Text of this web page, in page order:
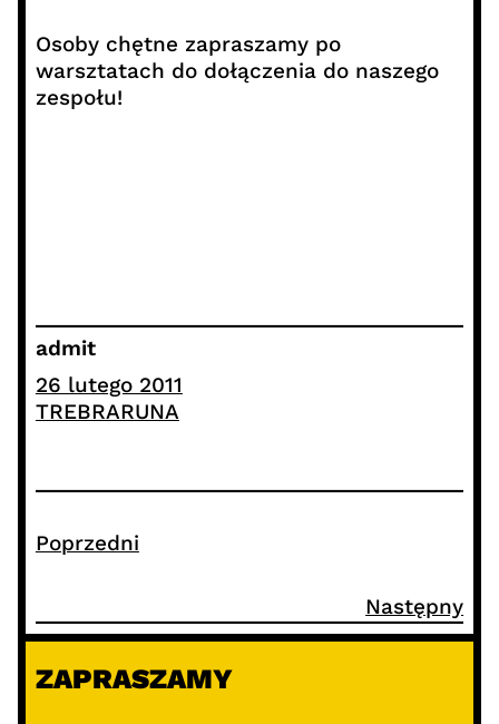
Osoby chętne zapraszamy po
warsztatach do dołączenia do naszego
zespołu!
admit
26 lutego 2011
TREBRARUNA
Poprzedni
Następny
ZAPRASZAMY